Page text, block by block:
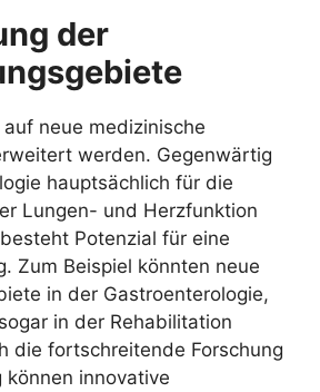
der
neue medizinische
werden. Gegenwärtig
hauptsächlich für die
Lungen- und Herzfunktion
Potenzial für eine
Zum Beispiel könnten neue
in der Gastroenterologie,
in der Rehabilitation
die fortschreitende Forschung
können innovative